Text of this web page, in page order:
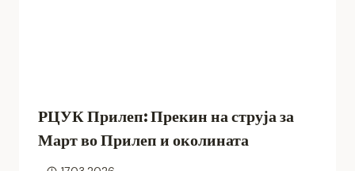
РЦУК Прилеп: Прекин на струја за
Март во Прилеп и околината